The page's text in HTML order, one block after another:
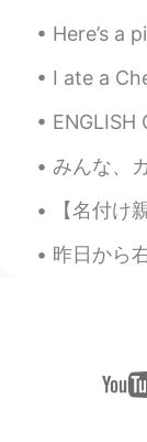
Here’s a picture of me
I ate a Chef’s Tasting
ENGLISH QUIZ! reel
みんな、カフェで元同僚に会ったらどう反応し
【名付け親】 お赤ちゃんの名前はどう決め
昨日から右下の親知らずがはえてきてるので口が